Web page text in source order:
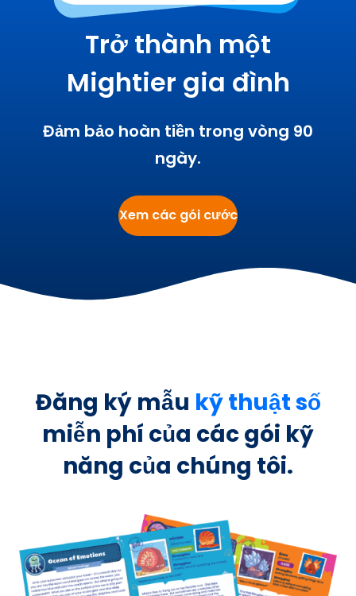
Trở thành một
Mightier gia đình
Đảm bảo hoàn tiền trong vòng 90
ngày.
Xem các gói cước
Đăng ký mẫu kỹ thuật số
miễn phí của các gói kỹ
năng của chúng tôi.